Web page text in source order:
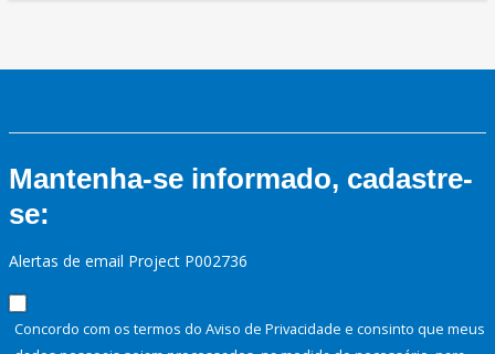
Mantenha-se informado, cadastre-
se:
Alertas de email Project P002736
Concordo com os termos do Aviso de Privacidade e consinto que meus